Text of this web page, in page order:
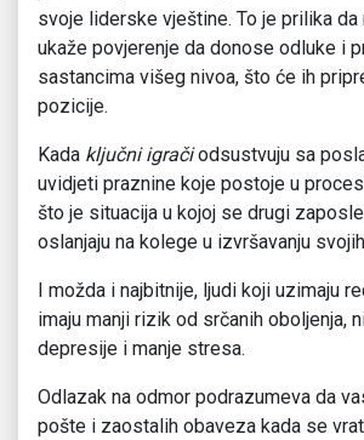
svoje liderske vještine. To je prilika da
ukaže povjerenje da donose odluke i
sastancima višeg nivoa, što će ih
pozicije.
Kada ključni igračiodsustvuju sa
uvidjeti praznine koje postoje u
što je situacija u kojoj se drugi
oslanjaju na kolege u izvršavanju
I možda i najbitnije, ljudi koji uzimaju
imaju manji rizik od srčanih oboljenja,
depresije i manje stresa.
Odlazak na odmor podrazumeva da
pošte i zaostalih obaveza kada se